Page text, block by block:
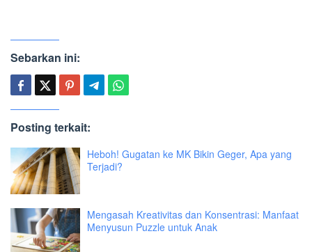
Sebarkan ini:
Posting terkait:
Heboh! Gugatan ke MK Bikin Geger, Apa yang
Terjadi?
Mengasah Kreativitas dan Konsentrasi: Manfaat
Menyusun Puzzle untuk Anak